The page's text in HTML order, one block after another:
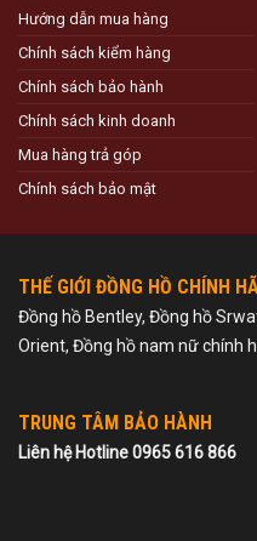
Hướng dẫn mua hàng
Chính sách kiểm hàng
Chính sách bảo hành
Chính sách kinh doanh
Mua hàng trả góp
Chính sách bảo mật
THẾ GIỚI ĐỒNG HỒ CHÍNH
Đồng hồ Bentley, Đồng hồ
Orient, Đồng hồ nam nữ chính
TRUNG TÂM BẢO HÀNH
Liên hệ Hotline 0965 616 866